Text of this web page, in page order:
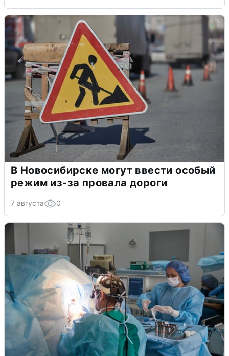
В Новосибирске могут ввести особый
режим из-за провала дороги
7 августа 0